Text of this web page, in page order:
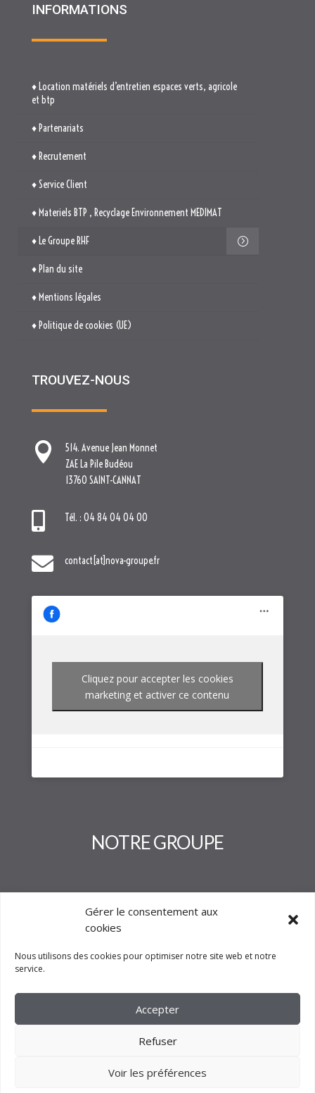
Gérer le consentement aux
cookies
Nous utilisons des cookies pour optimiser notre site web et notre
service.
Accepter
Refuser
Voir les préférences
INFORMATIONS
♦ Location matériels d’entretien espaces verts, agricole
et btp
♦ Partenariats
♦ Recrutement
♦ Service Client
♦ Materiels BTP , Recyclage Environnement MEDIMAT
♦ Le Groupe RHF
♦ Plan du site
♦ Mentions légales
♦ Politique de cookies (UE)
TROUVEZ-NOUS

514. Avenue Jean Monnet
ZAE La Pile Budéou
13760 SAINT-CANNAT
 Tél. : 04 84 04 04 00
 contact[at]nova-groupe.fr
Cliquez pour accepter les cookies
marketing et activer ce contenu
NOTRE GROUPE